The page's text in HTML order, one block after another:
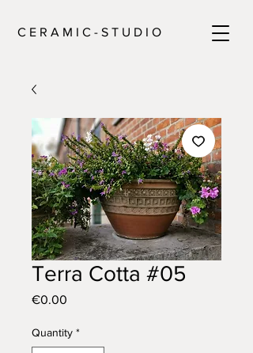
C E R A M I C - S T U D I O
Terra Cotta #05
€0.00
Quantity *